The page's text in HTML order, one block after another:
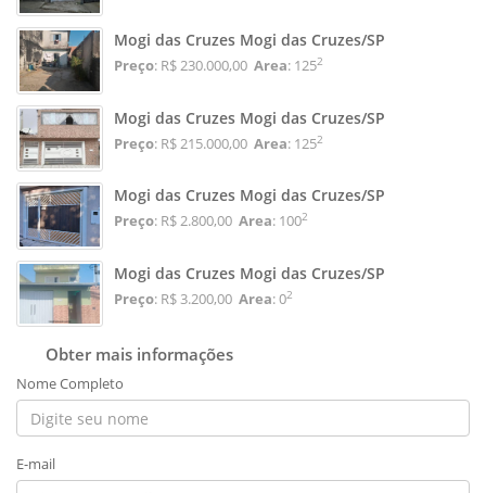
Mogi das Cruzes Mogi das Cruzes/SP
Preço: R$ 230.000,00 Area: 1252
Mogi das Cruzes Mogi das Cruzes/SP
Preço: R$ 215.000,00 Area: 1252
Mogi das Cruzes Mogi das Cruzes/SP
Preço: R$ 2.800,00 Area: 1002
Mogi das Cruzes Mogi das Cruzes/SP
Preço: R$ 3.200,00 Area: 02
Obter mais informações
Nome Completo
E-mail